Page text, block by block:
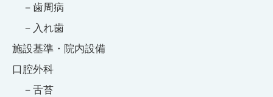
歯周病
入れ歯
施設基準・院内設備
口腔外科
舌苔